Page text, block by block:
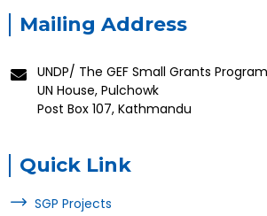
Mailing Address
UNDP/ The GEF Small Grants
UN House, Pulchowk
Post Box 107, Kathmandu
Quick Link
SGP Projects